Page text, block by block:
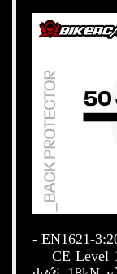
- EN1621-
CE Level